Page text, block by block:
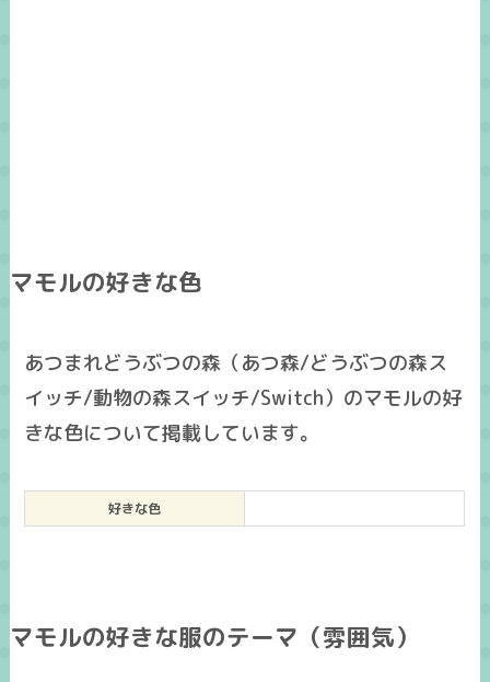
マモルの好きな色
あつまれどうぶつの森（あつ森/どうぶつの森ス
イッチ/動物の森スイッチ/Switch）のマモルの好
きな色について掲載しています。
好きな色
マモルの好きな服のテーマ（雰囲気）